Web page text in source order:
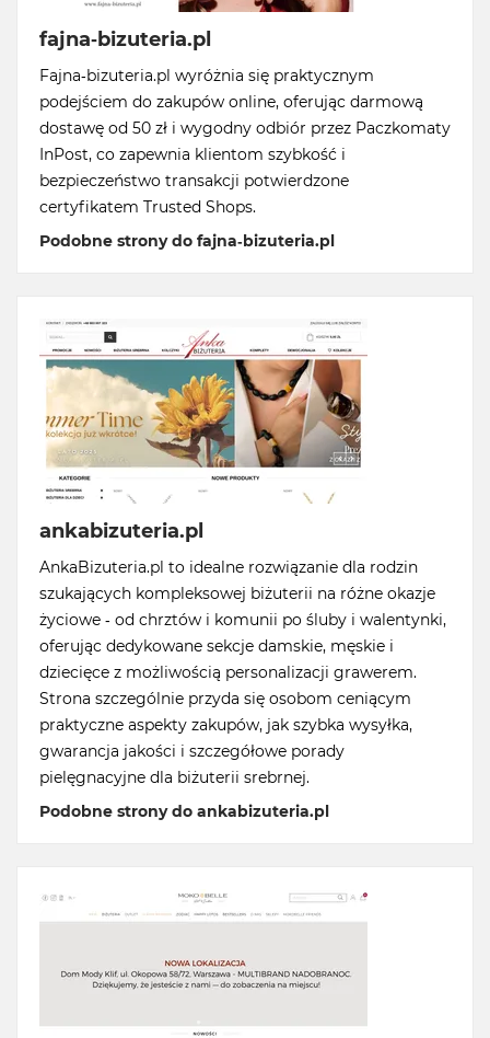
fajna-bizuteria.pl
Fajna-bizuteria.pl wyróżnia się praktycznym
podejściem do zakupów online, oferując darmową
dostawę od 50 zł i wygodny odbiór przez Paczkomaty
InPost, co zapewnia klientom szybkość i
bezpieczeństwo transakcji potwierdzone
certyfikatem Trusted Shops.
Podobne strony do fajna-bizuteria.pl
ankabizuteria.pl
AnkaBizuteria.pl to idealne rozwiązanie dla rodzin
szukających kompleksowej biżuterii na różne okazje
życiowe - od chrztów i komunii po śluby i walentynki,
oferując dedykowane sekcje damskie, męskie i
dziecięce z możliwością personalizacji grawerem.
Strona szczególnie przyda się osobom ceniącym
praktyczne aspekty zakupów, jak szybka wysyłka,
gwarancja jakości i szczegółowe porady
pielęgnacyjne dla biżuterii srebrnej.
Podobne strony do ankabizuteria.pl